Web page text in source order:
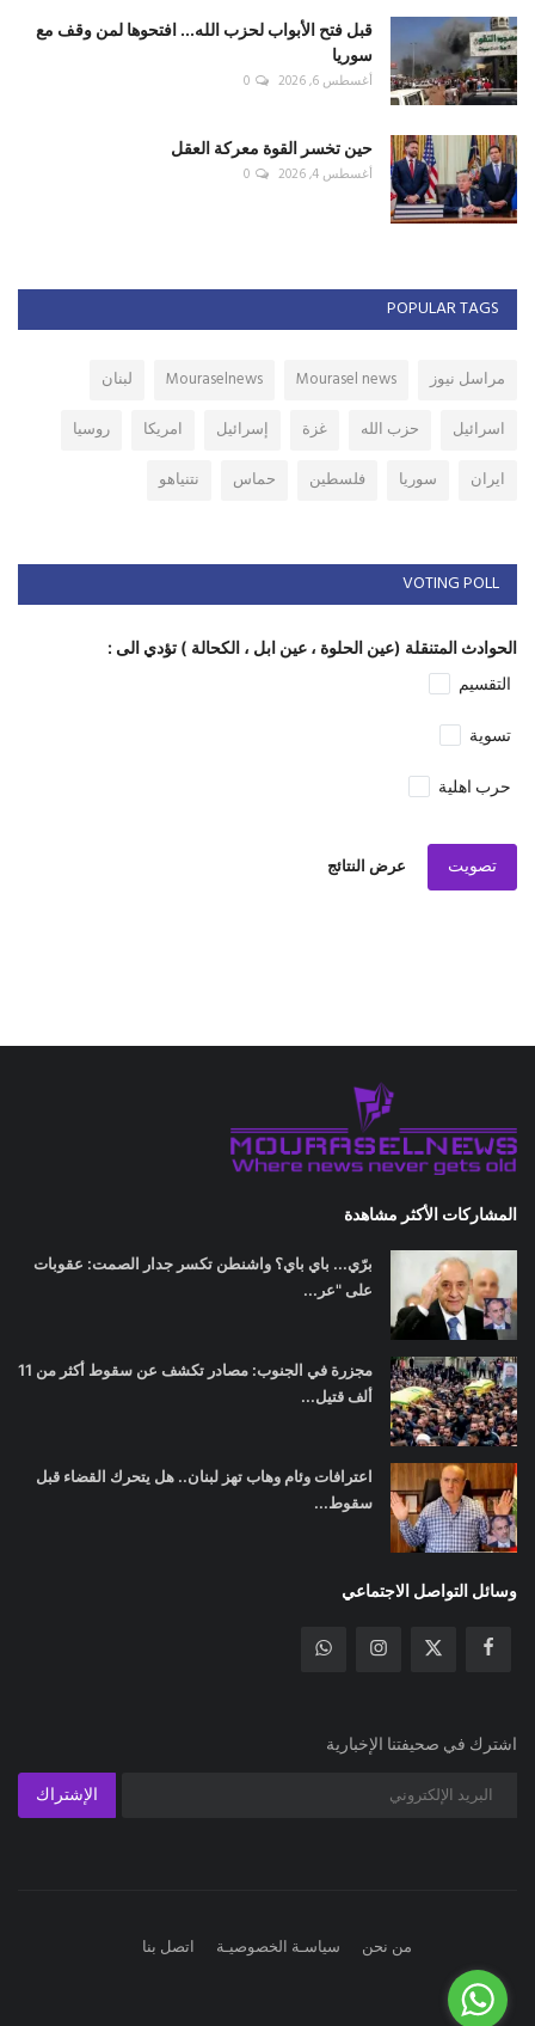
قبل فتح الأبواب لحزب الله... افتحوها لمن وقف مع
سوريا
أغسطس 6, 2026 0
حين تخسر القوة معركة العقل
أغسطس 4, 2026 0
POPULAR TAGS
مراسل نيوز Mourasel news
Mouraselnews
لبنان
اسرائيل
حزب الله غزة إسرائيل امريكا
روسيا
ايران
سوريا فلسطين حماس نتنياهو
VOTING POLL
الحوادث المتنقلة (عين الحلوة ، عين ابل ، الكحالة ) تؤدي الى :
التقسيم
تسوية
حرب اهلية
تصويت عرض النتائج
المشاركات الأكثر مشاهدة
برّي... باي باي؟ واشنطن تكسر جدار الصمت: عقوبات
على "عر...
مجزرة في الجنوب: مصادر تكشف عن سقوط أكثر من 11
ألف قتيل...
اعترافات وئام وهاب تهز لبنان.. هل يتحرك القضاء قبل
سقوط...
وسائل التواصل الاجتماعي
اشترك في صحيفتنا الإخبارية
الإشتراك
من نحن سياسـة الخصوصيـة اتصل بنا